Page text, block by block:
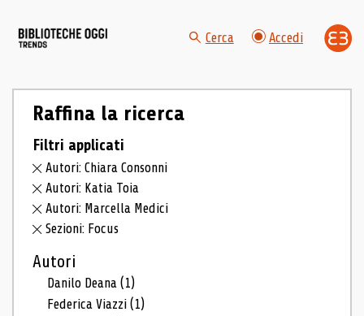
Cerca Accedi
Raffina la ricerca
Filtri applicati
Autori: Chiara Consonni
Autori: Katia Toia
Autori: Marcella Medici
Sezioni: Focus
Autori
Danilo Deana(1)
Federica Viazzi(1)